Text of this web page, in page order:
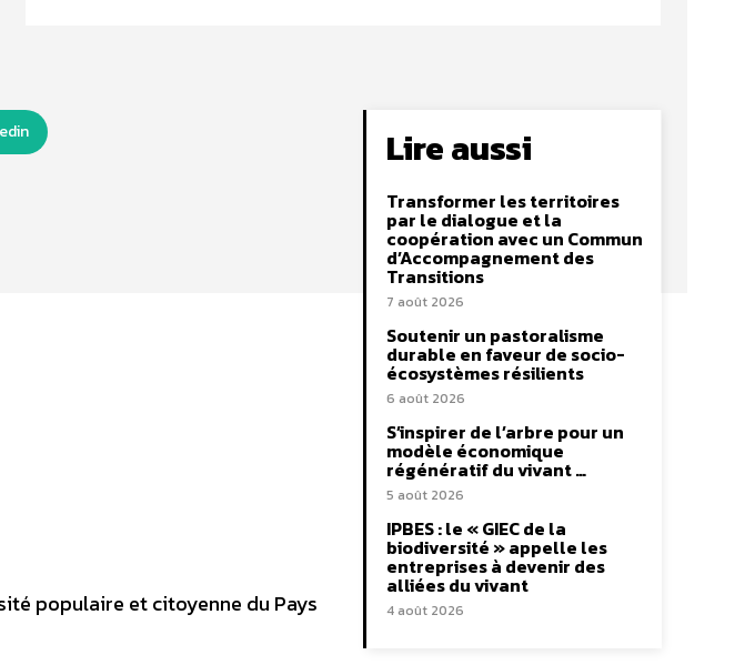
populaire et citoyenne du Pays
Lire aussi
Transformer les territoires
par le dialogue et la
coopération avec un Commun
d’Accompagnement des
Transitions
7 août 2026
Soutenir un pastoralisme
durable en faveur de socio-
écosystèmes résilients
6 août 2026
S’inspirer de l’arbre pour un
modèle économique
régénératif du vivant …
5 août 2026
IPBES : le « GIEC de la
biodiversité » appelle les
entreprises à devenir des
alliées du vivant
4 août 2026